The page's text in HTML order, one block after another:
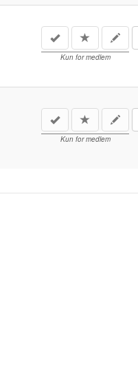
Kun for medlem
Kun for medlem